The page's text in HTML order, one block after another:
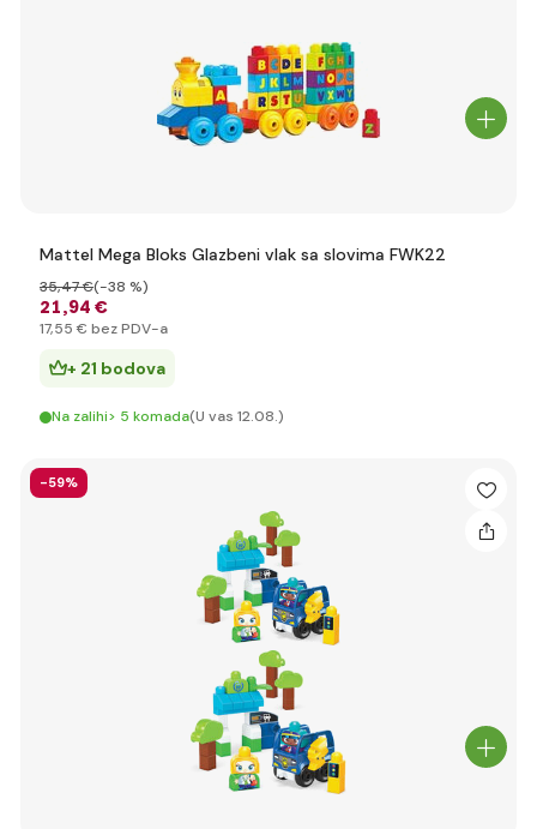
Mattel Mega Bloks Glazbeni vlak sa slovima FWK22
21,94 €
35,47 €(-38 %)
17,55 € bez PDV-a
+ 21 bodova
Na zalihi> 5 komada(U vas 12.08.)
-59%